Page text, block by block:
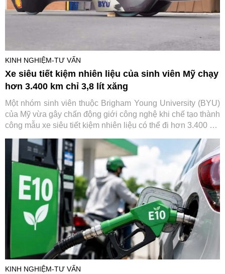
KINH NGHIỆM-TƯ VẤN
Xe siêu tiết kiệm nhiên liệu của sinh viên Mỹ chạy
hơn 3.400 km chỉ 3,8 lít xăng
Một nhóm sinh viên thuộc Brigham Young University (BYU)
của Mỹ vừa gây chấn động giới công nghệ khi chế tạo thành
công mẫu xe siêu tiết kiệm nhiên liệu có thể đi hơn 3.400 km
tiếp tục khẳng định vị thế tại giải Shell Eco-marathon danh
tiếng
KINH NGHIỆM-TƯ VẤN